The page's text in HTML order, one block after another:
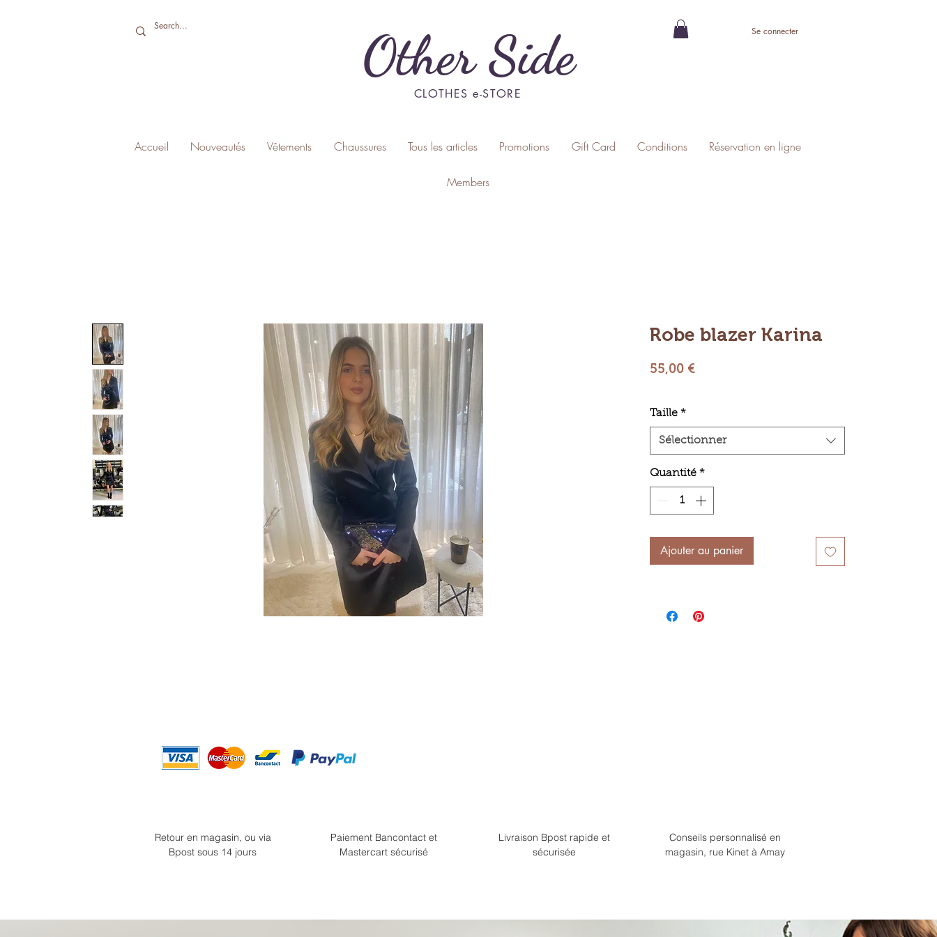
Other Side
CLOTHES e-STORE
Se connecter
Accueil Nouveautés Vêtements Chaussures Tous les articles Promotions Gift Card Conditions Réservation en ligne
Members
Robe blazer Karina
55,00 €Prix
Taille *
Sélectionner
Quantité *
Ajouter au panier
Retour en magasin, ou via
Bpost sous 14 jours
Paiement Bancontact et
Mastercart sécurisé
Livraison Bpost rapide et
sécurisée
Conseils personnalisé en
magasin, rue Kinet à Amay